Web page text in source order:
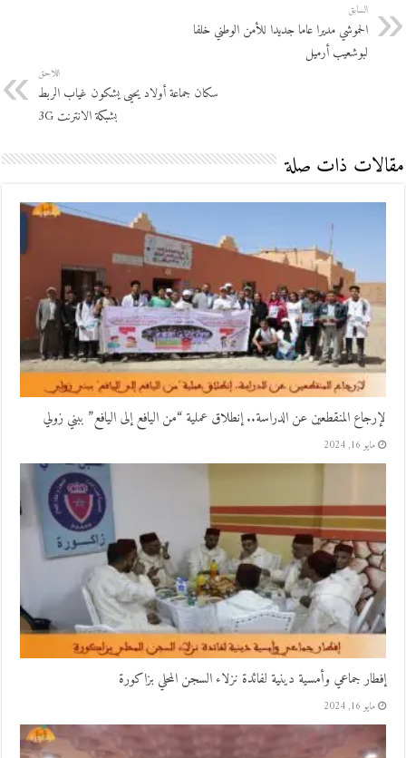
السابق
الحموشي مديرا عاما جديدا للأمن الوطني خلفا
لبوشعيب أرميل
اللاحق
سكان جماعة أولاد يحيى يشكون غياب الربط
بشبكة الانترنت 3G
مقالات ذات صلة
لإرجاع المنقطعين عن الدراسة.. إنطلاق عملية “من اليافع إلى اليافع” ببني زولي
مايو 16, 2024
إفطار جماعي وأمسية دينية لفائدة نزلاء السجن المحلي بزاكورة
مايو 16, 2024